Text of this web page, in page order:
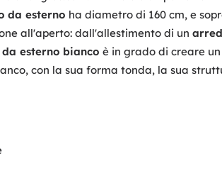
da esterno ha diametro di 160 cm, e
all'aperto: dall'allestimento di un
esterno bianco è in grado di creare
con la sua forma tonda, la sua